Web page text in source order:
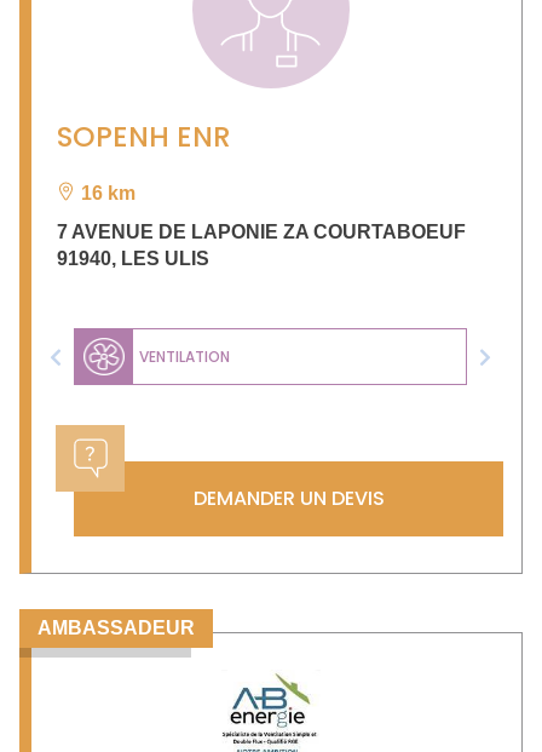
SOPENH ENR
16 km
7 AVENUE DE LAPONIE ZA COURTABOEUF
91940, LES ULIS
VENTILATION
Previous Next
DEMANDER UN DEVIS
AMBASSADEUR